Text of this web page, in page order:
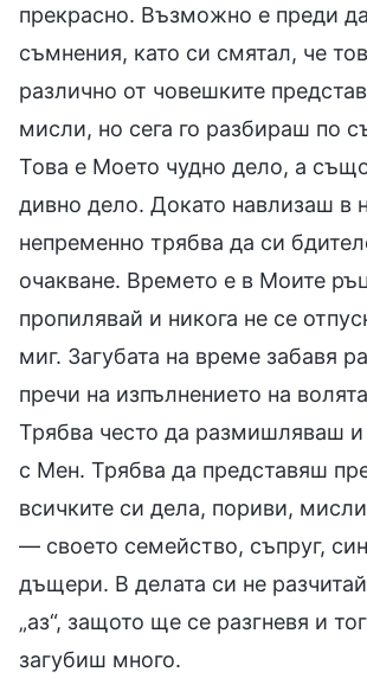
прекрасно. Възможно е преди
съмнения, като си смятал, че
различно от човешките
мисли, но сега го разбираш по
Това е Моето чудно дело, а
дивно дело. Докато навлизаш в
непременно трябва да си
очакване. Времето е в Моите
пропилявай и никога не се
миг. Загубата на време забавя
пречи на изпълнението на
Трябва често да размишляваш
с Мен. Трябва да представяш
всичките си дела, пориви,
— своето семейство, съпруг,
дъщери. В делата си не
„аз“, защото ще се разгневя и
загубиш много.